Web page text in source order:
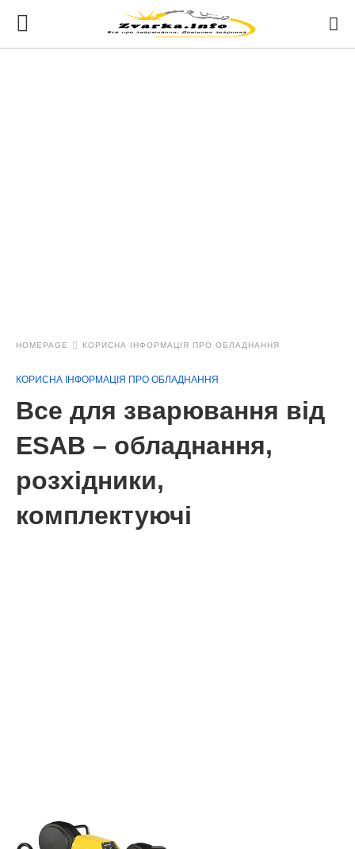
HOMEPAGE КОРИСНА ІНФОРМАЦІЯ ПРО ОБЛАДНАННЯ
КОРИСНА ІНФОРМАЦІЯ ПРО ОБЛАДНАННЯ
Все для зварювання від
ESAB – обладнання,
розхідники,
комплектуючі